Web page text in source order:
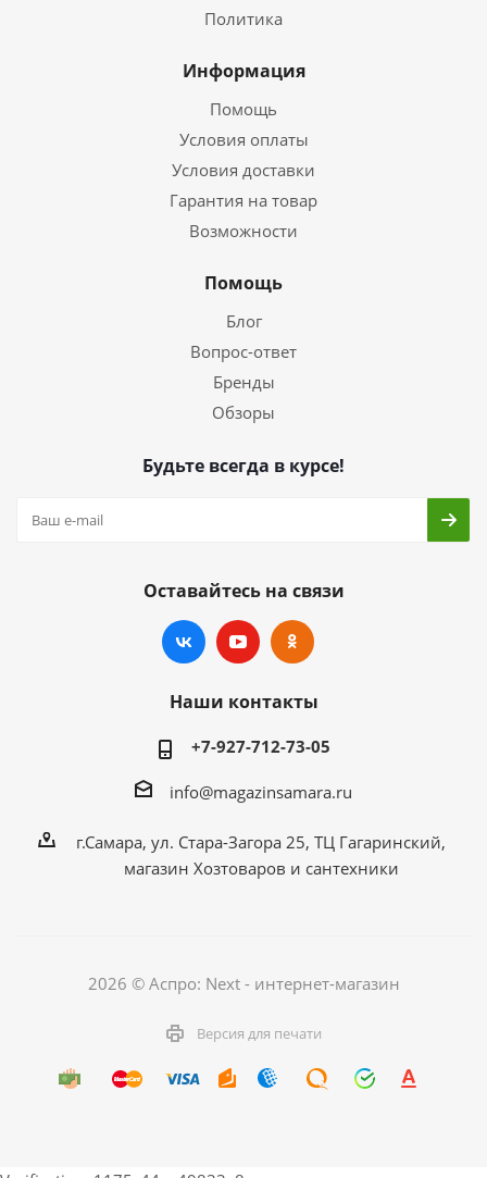
Политика
Информация
Помощь
Условия оплаты
Условия доставки
Гарантия на товар
Возможности
Помощь
Блог
Вопрос-ответ
Бренды
Обзоры
Будьте всегда в курсе!
Оставайтесь на связи
Наши контакты
+7-927-712-73-05
info@magazinsamara.ru
г.Самара, ул. Стара-Загора 25, ТЦ Гагаринский,
магазин Хозтоваров и сантехники
2026 © Аспро: Next - интернет-магазин
Версия для печати